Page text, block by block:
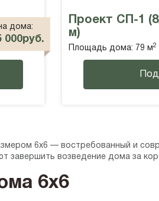
дома:
000руб.
Проект СП-1
м)
Площадь дома: 79 м 2
6х6 — востребованный и
завершить возведение дома за
6х6